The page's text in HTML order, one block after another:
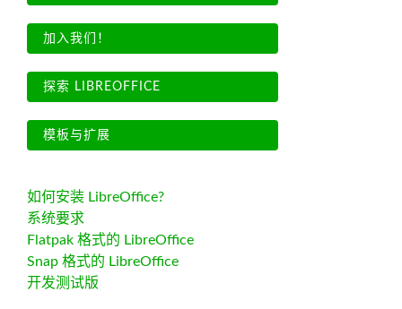
加入我们！
探索 LIBREOFFICE
模板与扩展
如何安装 LibreOffice?
系统要求
Flatpak 格式的 LibreOffice
Snap 格式的 LibreOffice
开发测试版